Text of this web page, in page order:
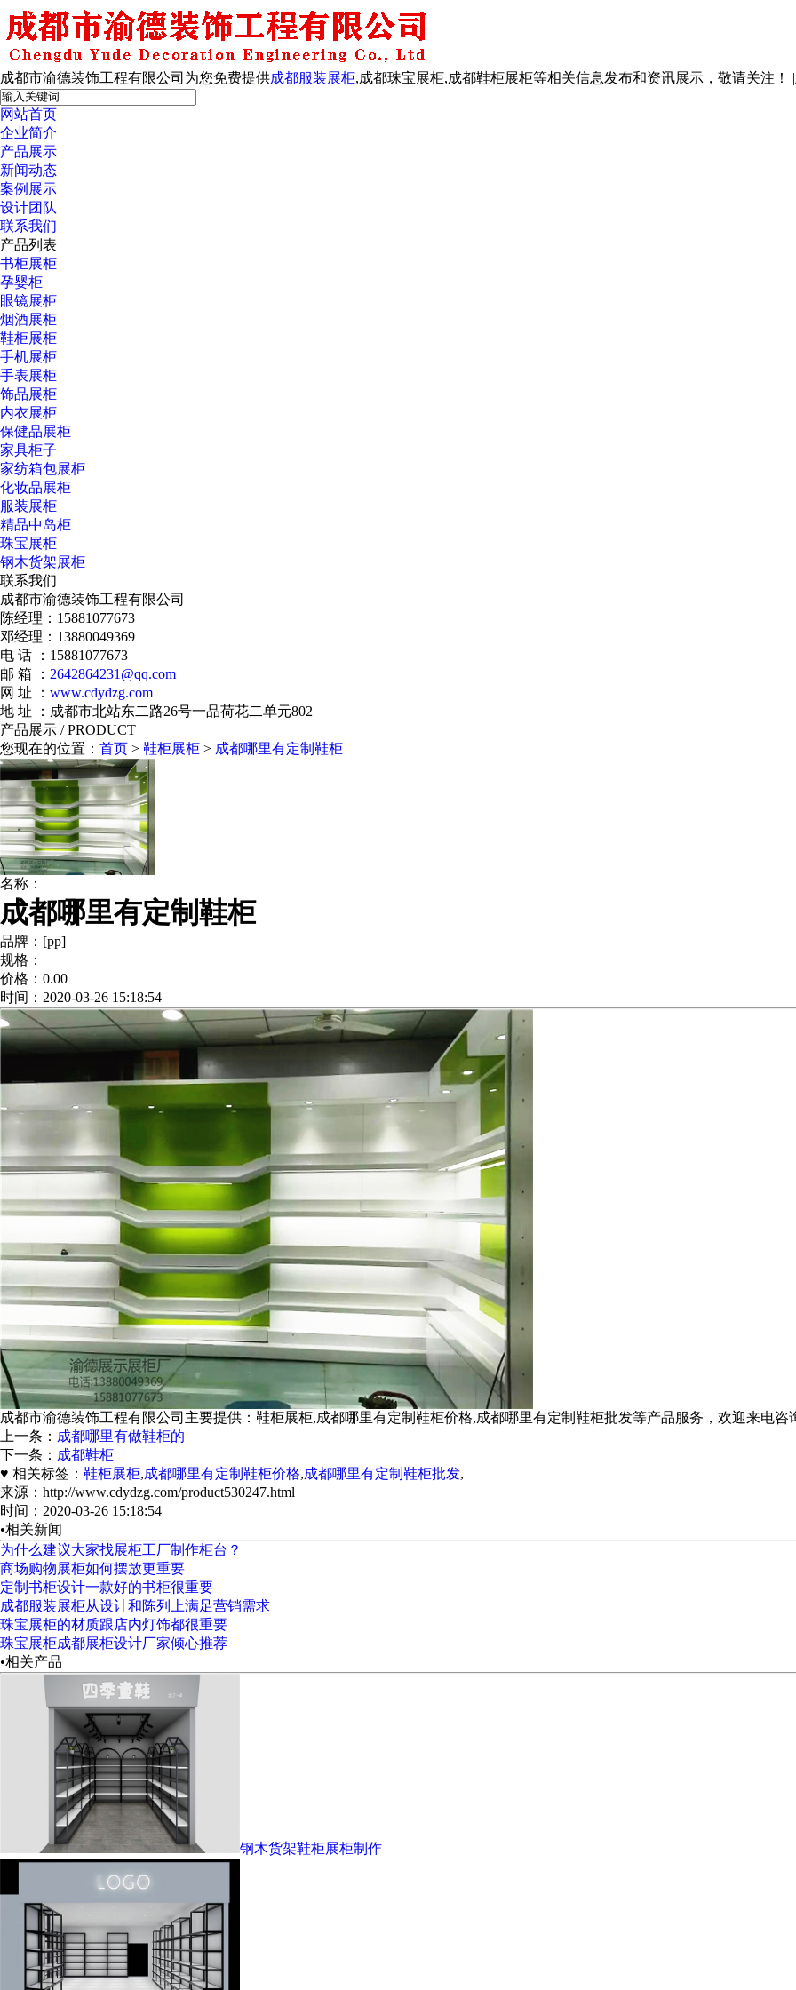
成都市渝德装饰工程有限公司为您免费提供成都服装展柜,成都珠宝展柜,成都鞋柜展柜等相关信息发布和资讯展示，敬请关注！ |
网站首页
企业简介
产品展示
新闻动态
案例展示
设计团队
联系我们
产品列表
书柜展柜
孕婴柜
眼镜展柜
烟酒展柜
鞋柜展柜
手机展柜
手表展柜
饰品展柜
内衣展柜
保健品展柜
家具柜子
家纺箱包展柜
化妆品展柜
服装展柜
精品中岛柜
珠宝展柜
钢木货架展柜
联系我们
成都市渝德装饰工程有限公司
陈经理：15881077673
邓经理： 13880049369
电 话 ：15881077673
邮 箱 ： 2642864231@qq.com
网 址 ： www.cdydzg.com
地 址 ：成都市北站东二路26号一品荷花二单元802
产品展示 / PRODUCT
您现在的位置： 首页 > 鞋柜展柜 > 成都哪里有定制鞋柜
名称：
成都哪里有定制鞋柜
品牌：[pp]
规格：
价格：0.00
时间：2020-03-26 15:18:54
成都市渝德装饰工程有限公司主要提供：鞋柜展柜,成都哪里有定制鞋柜价格,成都哪里有定制鞋柜批发等产品服务，欢迎来电咨
上一条： 成都哪里有做鞋柜的
下一条： 成都鞋柜
♥ 相关标签： 鞋柜展柜,成都哪里有定制鞋柜价格,成都哪里有定制鞋柜批发,
来源：http://www.cdydzg.com/product530247.html
时间：2020-03-26 15:18:54
•相关新闻
为什么建议大家找展柜工厂制作柜台？
商场购物展柜如何摆放更重要
定制书柜设计一款好的书柜很重要
成都服装展柜从设计和陈列上满足营销需求
珠宝展柜的材质跟店内灯饰都很重要
珠宝展柜成都展柜设计厂家倾心推荐
•相关产品
钢木货架鞋柜展柜制作